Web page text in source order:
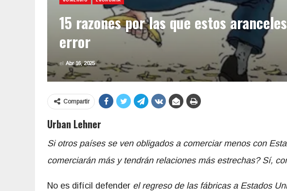
15 razones por las que estos
error
el Abr 16, 2025
Compartir
Urban Lehner
Si otros países se ven obligados a comerciar menos con
comerciarán más y tendrán relaciones más estrechas? Sí,
No es difícil defender el regreso de las fábricas a Estados